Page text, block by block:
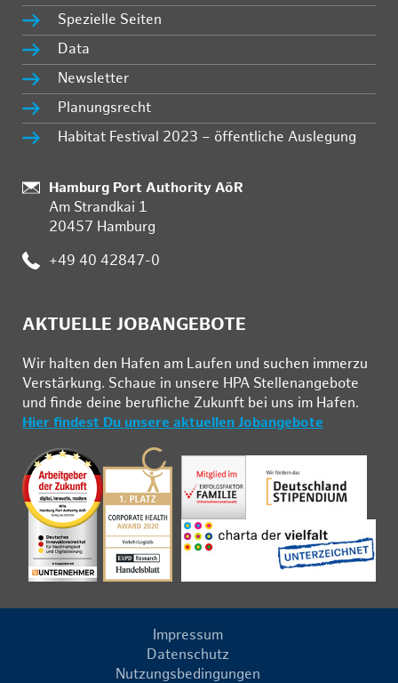
Spezielle Seiten
Data
Newsletter
Planungsrecht
Habitat Festival 2023 – öffentliche Auslegung
Standort:
Hamburg Port Authority AöR
Am Strandkai 1
20457 Hamburg
Telefon:
+49 40 42847-0
AKTUELLE JOBANGEBOTE
Wir hal­ten den Ha­fen am Lau­fen und su­chen im­mer­zu
Ver­stär­kung. Schau­e in un­se­re HPA Stel­len­an­ge­bo­te
und fin­de deine be­ruf­li­che Zu­kunft bei uns im Ha­fen.
Hier findest Du unsere aktuellen Jobangebote
Impressum
Datenschutz
Nutzungsbedingungen